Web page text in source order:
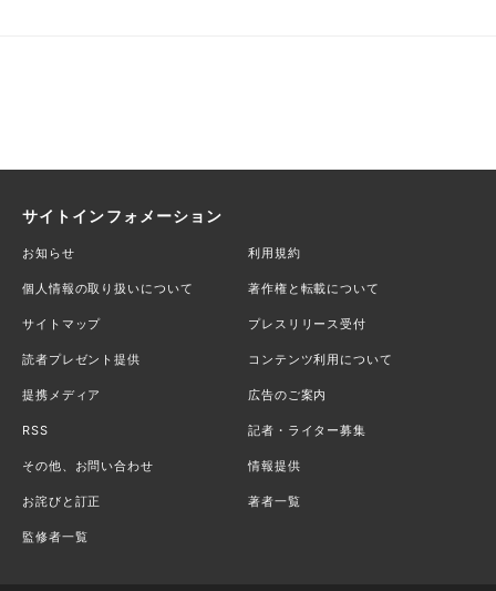
サイトインフォメーション
お知らせ 利用規約
個人情報の取り扱いについて 著作権と転載について
サイトマップ プレスリリース受付
読者プレゼント提供 コンテンツ利用について
提携メディア 広告のご案内
RSS 記者・ライター募集
その他、お問い合わせ 情報提供
お詫びと訂正 著者一覧
監修者一覧